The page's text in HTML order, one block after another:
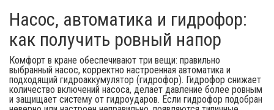
Насос, автоматика и гидрофор:
как получить ровный напор
Комфорт в кране обеспечивают три вещи: правильно
выбранный насос, корректно настроенная автоматика и
подходящий гидроаккумулятор (гидрофор). Гидрофор снижает
количество включений насоса, делает давление более ровным
и защищает систему от гидроударов. Если гидрофор подобран